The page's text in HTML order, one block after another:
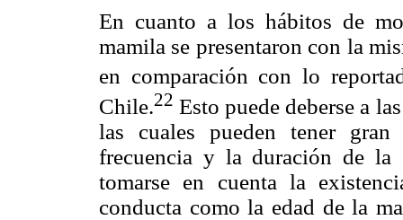
En cuanto a los hábitos de
mamila se presentaron con la
en comparación con lo
Chile.22 Esto puede deberse a
las cuales pueden tener
frecuencia y la duración de la
tomarse en cuenta la
conducta como la edad de la